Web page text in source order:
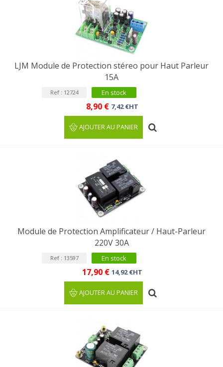
LJM Module de Protection stéreo pour Haut Parleur
15A
Ref : 12724 En stock
8,90 € 7,42 €HT
AJOUTER AU PANIER
Module de Protection Amplificateur / Haut-Parleur
220V 30A
Ref : 13597 En stock
17,90 € 14,92 €HT
AJOUTER AU PANIER